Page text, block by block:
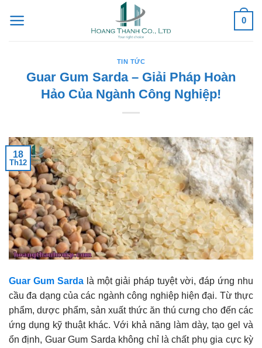
0
TIN TỨC
Guar Gum Sarda – Giải Pháp Hoàn
Hảo Của Ngành Công Nghiệp!
18
Th12
Guar Gum Sarda là một giải pháp tuyệt vời, đáp ứng nhu
cầu đa dạng của các ngành công nghiệp hiện đại. Từ thực
phẩm, dược phẩm, sản xuất thức ăn thú cưng cho đến các
ứng dụng kỹ thuật khác. Với khả năng làm dày, tạo gel và
ổn định, Guar Gum Sarda không chỉ là chất phụ gia cực kỳ